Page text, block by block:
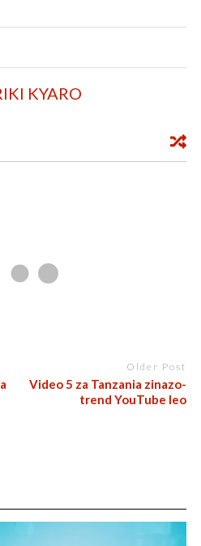
ar
KYARO
Older Post
Video 5 za Tanzania zinazo-
trend YouTube leo